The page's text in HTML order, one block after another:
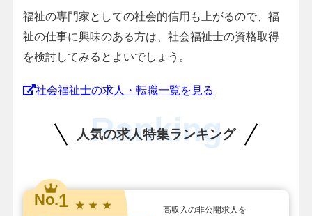
福祉の専門家としての社会的信用も上がるので、福
祉の仕事に興味のある方は、社会福祉士の資格取得
を検討してみるとよいでしょう。
社会福祉士の求人・転職一覧を見る
人気の求人特集ランキング
Ranking
No.1 ★ ★ ★
高収入の非公開求人を